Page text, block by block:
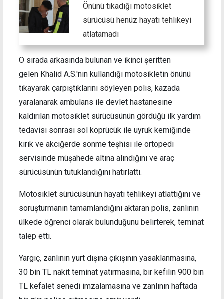
Önünü tıkadığı motosiklet
sürücüsü henüz hayati tehlikeyi
atlatamadı
O sırada arkasında bulunan ve ikinci şeritten
gelen Khalid A.S.'nin kullandığı motosikletin önünü
tıkayarak çarpıştıklarını söyleyen polis, kazada
yaralanarak ambulans ile devlet hastanesine
kaldırılan motosiklet sürücüsünün gördüğü ilk yardım
tedavisi sonrası sol köprücük ile uyruk kemiğinde
kırık ve akciğerde sönme teşhisi ile ortopedi
servisinde müşahede altına alındığını ve araç
sürücüsünün tutuklandığını hatırlattı.
Motosiklet sürücüsünün hayati tehlikeyi atlattığını ve
soruşturmanın tamamlandığını aktaran polis, zanlının
ülkede öğrenci olarak bulunduğunu belirterek, teminat
talep etti.
Yargıç, zanlının yurt dışına çıkışının yasaklanmasına,
30 bin TL nakit teminat yatırmasına, bir kefilin 900 bin
TL kefalet senedi imzalamasına ve zanlının haftada